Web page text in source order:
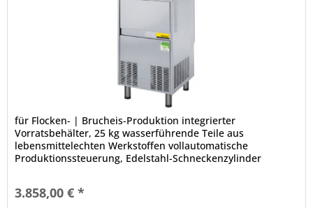
für Flocken- | Brucheis-Produktion integrierter
Vorratsbehälter, 25 kg wasserführende Teile aus
lebensmittelechten Werkstoffen vollautomatische
Produktionssteuerung, Edelstahl-Schneckenzylinder
3.858,00 € *